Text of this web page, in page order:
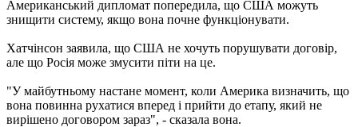
Американський дипломат попередила, що США можуть
знищити систему, якщо вона почне функціонувати.
Хатчінсон заявила, що США не хочуть порушувати договір,
але що Росія може змусити піти на це.
"У майбутньому настане момент, коли Америка визначить, що
вона повинна рухатися вперед і прийти до етапу, який не
вирішено договором зараз", - сказала вона.